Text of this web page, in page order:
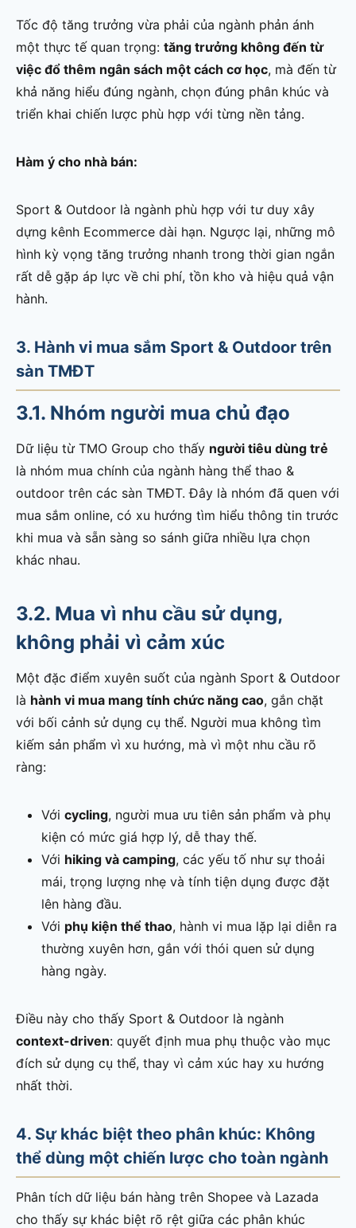
Tốc độ tăng trưởng vừa phải của ngành phản ánh
một thực tế quan trọng: tăng trưởng không đến từ
việc đổ thêm ngân sách một cách cơ học, mà đến từ
khả năng hiểu đúng ngành, chọn đúng phân khúc và
triển khai chiến lược phù hợp với từng nền tảng.
Hàm ý cho nhà bán:
Sport & Outdoor là ngành phù hợp với tư duy xây
dựng kênh Ecommerce dài hạn. Ngược lại, những mô
hình kỳ vọng tăng trưởng nhanh trong thời gian ngắn
rất dễ gặp áp lực về chi phí, tồn kho và hiệu quả vận
hành.
3. Hành vi mua sắm Sport & Outdoor trên
sàn TMĐT
3.1. Nhóm người mua chủ đạo
Dữ liệu từ TMO Group cho thấy người tiêu dùng trẻ
là nhóm mua chính của ngành hàng thể thao &
outdoor trên các sàn TMĐT. Đây là nhóm đã quen với
mua sắm online, có xu hướng tìm hiểu thông tin trước
khi mua và sẵn sàng so sánh giữa nhiều lựa chọn
khác nhau.
3.2. Mua vì nhu cầu sử dụng,
không phải vì cảm xúc
Một đặc điểm xuyên suốt của ngành Sport & Outdoor
là hành vi mua mang tính chức năng cao, gắn chặt
với bối cảnh sử dụng cụ thể. Người mua không tìm
kiếm sản phẩm vì xu hướng, mà vì một nhu cầu rõ
ràng:
Với cycling, người mua ưu tiên sản phẩm và phụ
kiện có mức giá hợp lý, dễ thay thế.
Với hiking và camping, các yếu tố như sự thoải
mái, trọng lượng nhẹ và tính tiện dụng được đặt
lên hàng đầu.
Với phụ kiện thể thao, hành vi mua lặp lại diễn ra
thường xuyên hơn, gắn với thói quen sử dụng
hàng ngày.
Điều này cho thấy Sport & Outdoor là ngành
context-driven: quyết định mua phụ thuộc vào mục
đích sử dụng cụ thể, thay vì cảm xúc hay xu hướng
nhất thời.
4. Sự khác biệt theo phân khúc: Không
thể dùng một chiến lược cho toàn ngành
Phân tích dữ liệu bán hàng trên Shopee và Lazada
cho thấy sự khác biệt rõ rệt giữa các phân khúc